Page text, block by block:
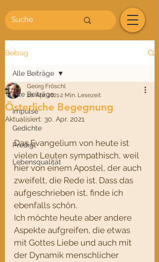
Beitrag
Alle Beiträge
Impulse
Gedichte
Predigt
Lebensqualität
Alle Beiträge
Österliche Begegnung
Georg Fröschl
20. Apr. 20212 Min. Lesezeit
Aktualisiert: 30. Apr. 2021
Das Evangelium von heute ist
vielen Leuten sympathisch, weil
hier von einem Apostel, der auch
zweifelt, die Rede ist. Dass das
aufgeschrieben ist, finde ich
ebenfalls schön.
Ich möchte heute aber andere
Aspekte aufgreifen, die etwas
mit Gottes Liebe und auch mit
der Dynamik menschlicher